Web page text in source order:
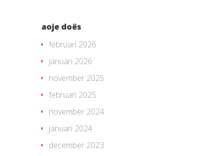
aoje doës
februari 2026
januari 2026
november 2025
februari 2025
november 2024
januari 2024
december 2023